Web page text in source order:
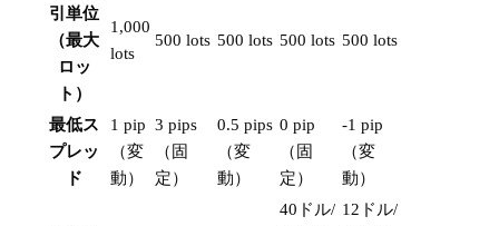
引単位
（最大
ロッ
ト）
1,000
lots
500 lots 500 lots 500 lots 500 lots
最低ス
プレッ
ド
1 pip
（変
動）
3 pips
（固
定）
0.5 pips
（変
動）
0 pip
（固
定）
-1 pip
（変
動）
40ドル/ 12ドル/